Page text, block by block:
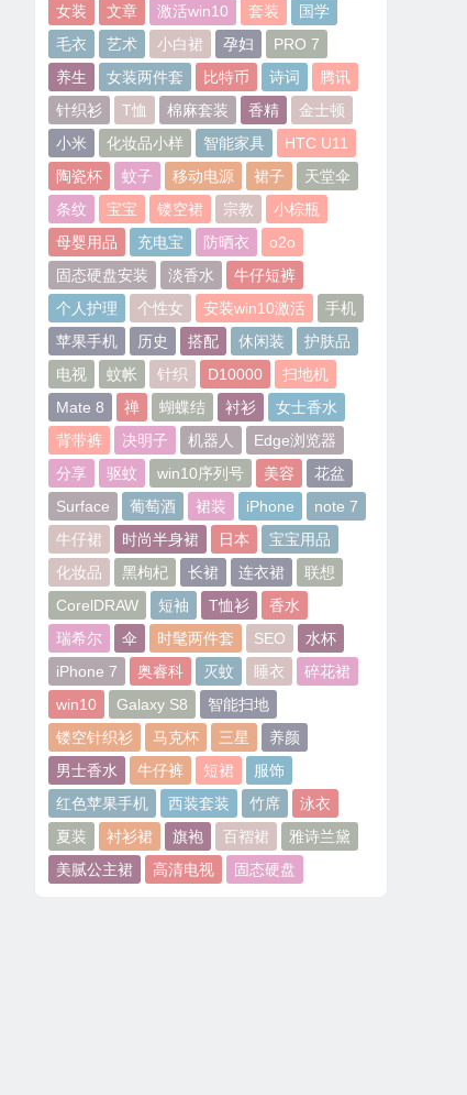
女装
文章 激活win10 套装
国学
毛衣
艺术 小白裙 孕妇
PRO 7
养生
女装两件套 比特币 诗词
腾讯
针织衫
T恤 棉麻套装 香精
金士顿
小米
化妆品小样 智能家具
HTC U11
陶瓷杯
蚊子 移动电源 裙子
天堂伞
条纹
宝宝 镂空裙 宗教
小棕瓶
母婴用品
充电宝 防晒衣
o2o
固态硬盘安装
淡香水
牛仔短裤
个人护理
个性女 安装win10激活
手机
苹果手机
历史 搭配 休闲装
护肤品
电视
蚊帐 针织 D10000
扫地机
Mate 8
禅 蝴蝶结 衬衫
女士香水
背带裤
决明子 机器人
Edge浏览器
分享
驱蚊 win10序列号 美容
花盆
Surface
葡萄酒 裙装 iPhone
note 7
牛仔裙
时尚半身裙 日本
宝宝用品
化妆品
黑枸杞 长裙 连衣裙
联想
CorelDRAW
短袖 T恤衫
香水
瑞希尔
伞 时髦两件套 SEO
水杯
iPhone 7
奥睿科 灭蚊 睡衣
碎花裙
win10
Galaxy S8
智能扫地
镂空针织衫
马克杯 三星
养颜
男士香水
牛仔裤 短裙
服饰
红色苹果手机
西装套装 竹席
泳衣
夏装
衬衫裙 旗袍 百褶裙
雅诗兰黛
美腻公主裙
高清电视 固态硬盘